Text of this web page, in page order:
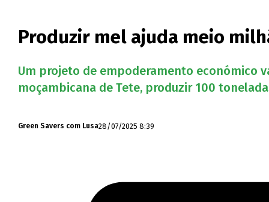
Produzir mel ajuda meio
Um projeto de empoderamento económico
moçambicana de Tete, produzir 100
Green Savers com Lusa28/07/2025 8:39